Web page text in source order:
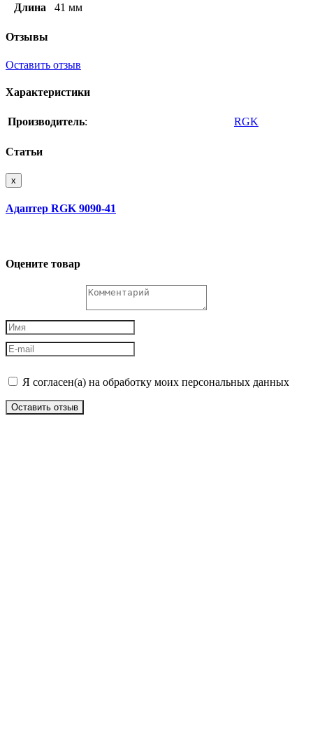
Длина
41 мм
Отзывы
Оставить отзыв
Характеристики
Производитель: RGK
Статьи
x
Адаптер RGK 9090-41
Оцените товар
Я согласен(а) на обработку моих персональных данных
Оставить отзыв